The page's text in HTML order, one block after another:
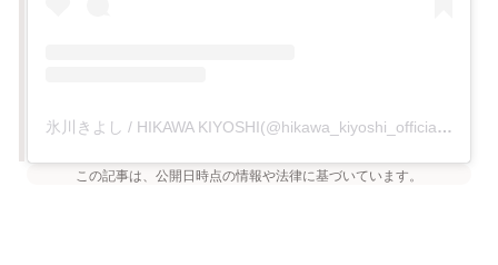
氷川きよし / HIKAWA KIYOSHI(@hikawa_kiyoshi_official)がシェアした投稿
この記事は、公開日時点の情報や法律に基づいています。